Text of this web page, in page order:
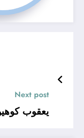
Next post
يعقوب